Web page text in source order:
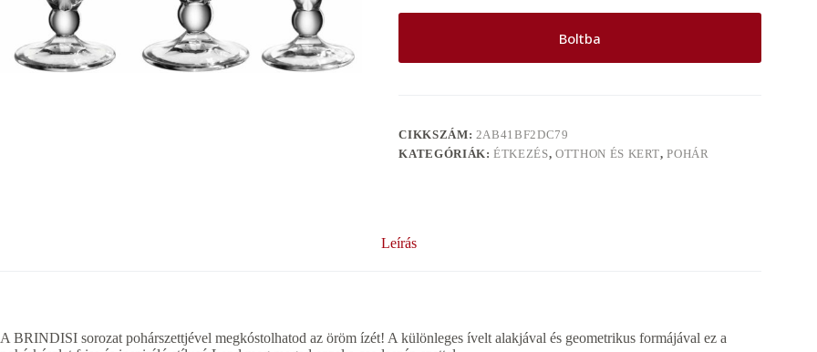
Boltba
CIKKSZÁM: 2AB41BF2DC79
KATEGÓRIÁK:ÉTKEZÉS, OTTHON ÉS KERT,POHÁR
Leírás
A BRINDISI sorozat pohárszettjével megkóstolhatod az öröm ízét! A különleges ívelt alakjával és geometrikus formájával ez a